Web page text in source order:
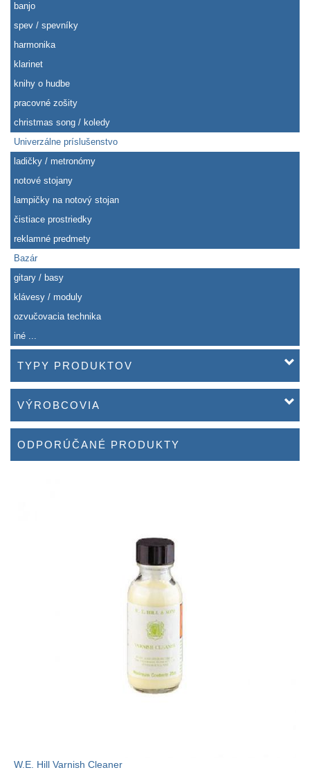
banjo
spev / spevníky
harmonika
klarinet
knihy o hudbe
pracovné zošity
christmas song / koledy
Univerzálne príslušenstvo
ladičky / metronómy
notové stojany
lampičky na notový stojan
čistiace prostriedky
reklamné predmety
Bazár
gitary / basy
klávesy / moduly
ozvučovacia technika
iné ...
TYPY PRODUKTOV
VÝROBCOVIA
ODPORÚČANÉ PRODUKTY
W.E. Hill Varnish Cleaner